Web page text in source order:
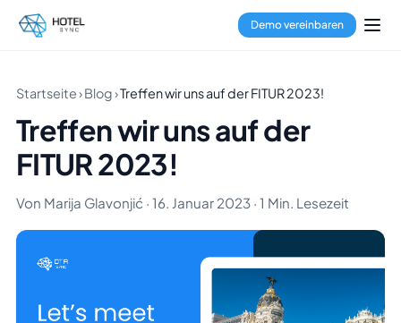
Demo vereinbaren
Startseite›Blog›Treffen wir uns auf der FITUR 2023!
Treffen wir uns auf der
FITUR 2023!
Von Marija Glavonjić · 16. Januar 2023 · 1 Min. Lesezeit